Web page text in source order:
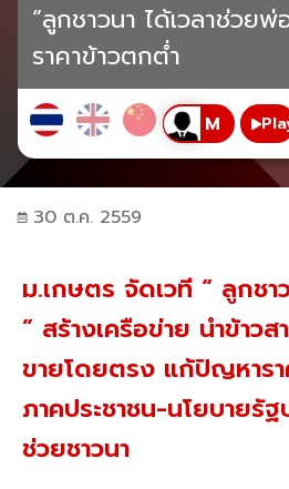
“ลูกชาวนา ได้เวลาช่วย
ราคาข้าวตกต่ำ
30 ต.ค. 2559
ม.เกษตร จัดเวที “ ลูกชา
” สร้างเครือข่าย นำข้าว
ขายโดยตรง แก้ปัญหาร
ภาคประชาชน-นโยบายรั
ช่วยชาวนา